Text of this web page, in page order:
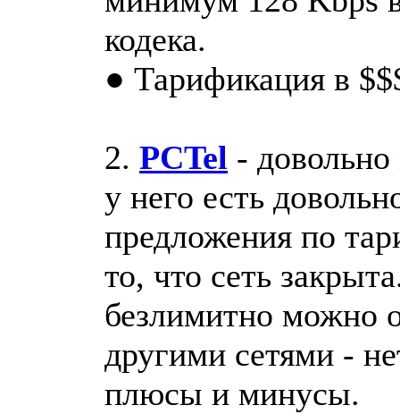
кодека.
● Тарификация в
2. PCTel -
у него есть
предложения по
то, что сеть
безлимитно можно
другими сетями -
плюсы и минусы.